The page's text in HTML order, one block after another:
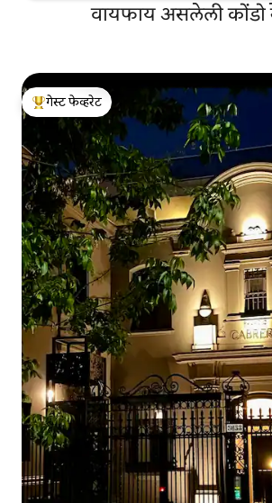
वायफाय असलेली कोंडो
टॉप गेस्ट फेव्हरेट
गेस्ट फेव्हरेट